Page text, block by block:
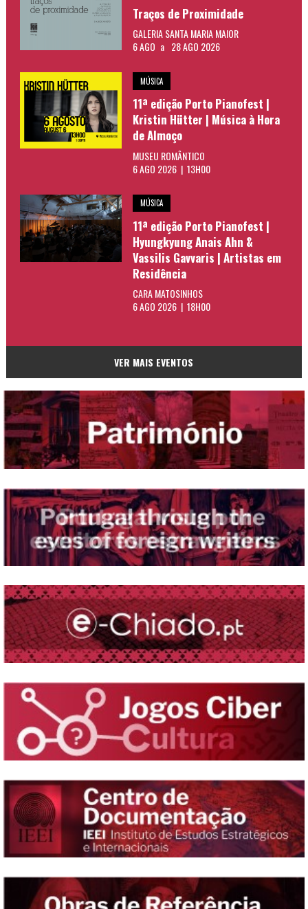
Traços de Proximidade
GALERIA SANTA MARIA MAIOR
6 AGO a 28 AGO 2026
MÚSICA
11ª edição Porto Pianofest |
Kristin Hütter | Música à Hora
de Almoço
MUSEU ROMÂNTICO
6 AGO 2026 | 13H00
MÚSICA
11ª edição Porto Pianofest |
Hyungkyung Anais Ahn &
Vassilis Gavvaris | Artistas em
Residência
CARA MATOSINHOS
6 AGO 2026 | 18H00
VER MAIS EVENTOS